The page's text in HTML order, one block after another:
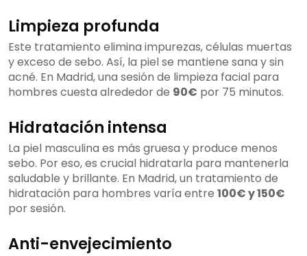
Limpieza profunda
Este tratamiento elimina impurezas, células muertas
y exceso de sebo. Así, la piel se mantiene sana y sin
acné. En Madrid, una sesión de limpieza facial para
hombres cuesta alrededor de 90€ por 75 minutos.
Hidratación intensa
La piel masculina es más gruesa y produce menos
sebo. Por eso, es crucial hidratarla para mantenerla
saludable y brillante. En Madrid, un tratamiento de
hidratación para hombres varía entre 100€ y 150€
por sesión.
Anti-envejecimiento